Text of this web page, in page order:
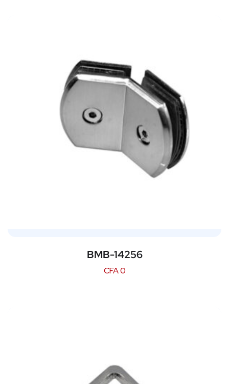
BMB-14256
CFA0